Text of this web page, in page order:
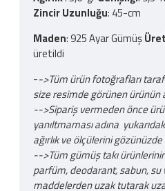
Zincir Uzunluğu: 45-cm
Maden: 925 Ayar Gümüş
üretildi
-->Tüm ürün fotoğrafları
size resimde görünen ürünün
-->Sipariş vermeden önce
yanıltmaması adına
ağırlık ve ölçülerini
-->Tüm gümüş takı
parfüm, deodarant, sabun, su
maddelerden uzak tutarak